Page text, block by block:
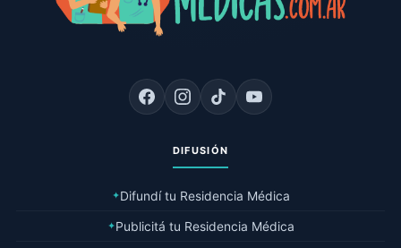
DIFUSIÓN
✦Difundí tu Residencia Médica
✦Publicitá tu Residencia Médica